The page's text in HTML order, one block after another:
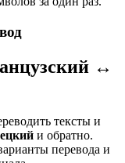
↔
тексты и
и обратно.
перевода и